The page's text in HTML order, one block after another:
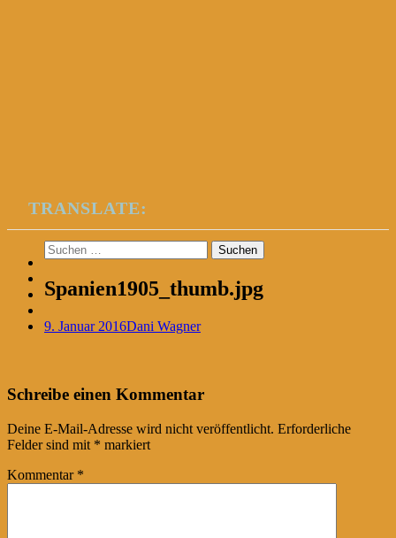
TRANSLATE:
Suchen
nach:
Spanien1905_thumb.jpg
9. Januar 2016Dani Wagner
Post
navigation
←
Schreibe einen Kommentar
Deine E-Mail-Adresse wird nicht veröffentlicht. Erforderliche
Felder sind mit * markiert
Kommentar *